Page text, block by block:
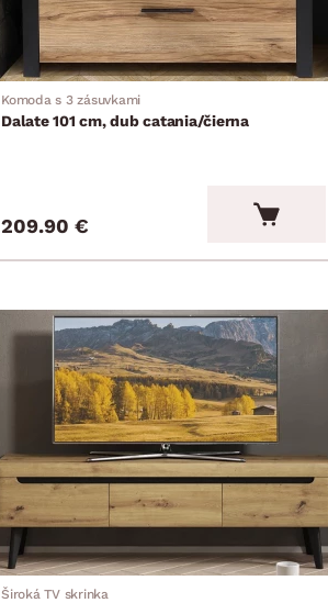
Komoda s 3 zásuvkami
Dalate 101 cm, dub catania/čierna
209.90 €
Široká TV skrinka